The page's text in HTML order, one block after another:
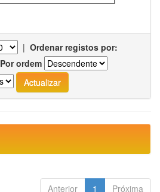
| Ordenar registos por:
Por ordem
Anterior 1 Próxima